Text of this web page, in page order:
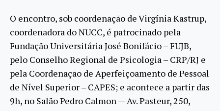
O encontro, sob coordenação de Virgínia Kastrup,
coordenadora do NUCC, é patrocinado pela
Fundação Universitária José Bonifácio – FUJB,
pelo Conselho Regional de Psicologia – CRP/RJ e
pela Coordenação de Aperfeiçoamento de Pessoal
de Nível Superior – CAPES; e acontece a partir das
9h, no Salão Pedro Calmon — Av. Pasteur, 250,